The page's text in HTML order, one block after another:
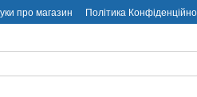
про магазин Політика